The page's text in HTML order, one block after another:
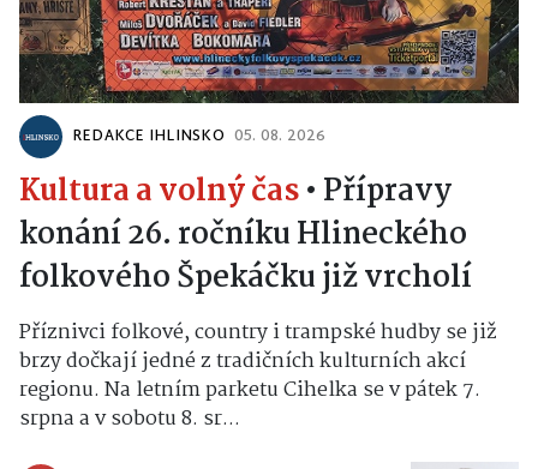
REDAKCE IHLINSKO 05. 08. 2026
Kultura a volný čas• Přípravy
konání 26. ročníku Hlineckého
folkového Špekáčku již vrcholí
Příznivci folkové, country i trampské hudby se již
brzy dočkají jedné z tradičních kulturních akcí
regionu. Na letním parketu Cihelka se v pátek 7.
srpna a v sobotu 8. sr...